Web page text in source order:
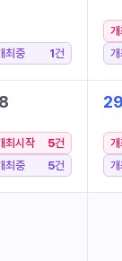
최중 1건
최시작 5건
최중
5건
29